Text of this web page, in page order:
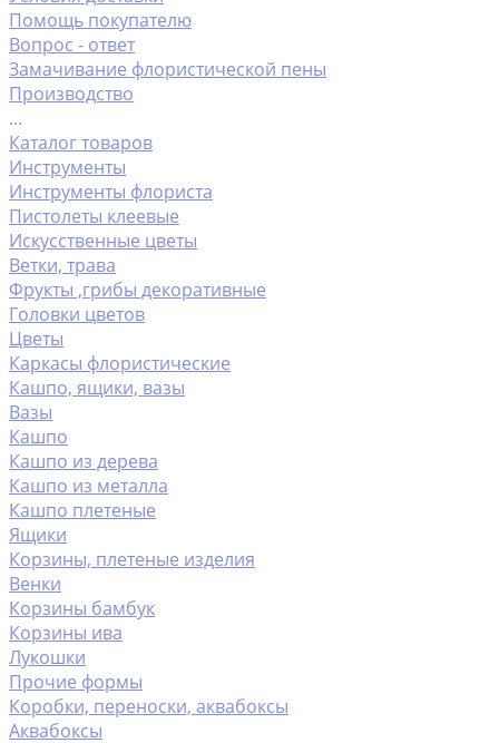
Помощь покупателю
Вопрос - ответ
Замачивание флористической пены
Производство
...
Каталог товаров
Инструменты
Инструменты флориста
Пистолеты клеевые
Искусственные цветы
Ветки, трава
Фрукты ,грибы декоративные
Головки цветов
Цветы
Каркасы флористические
Кашпо, ящики, вазы
Вазы
Кашпо
Кашпо из дерева
Кашпо из металла
Кашпо плетеные
Ящики
Корзины, плетеные изделия
Венки
Корзины бамбук
Корзины ива
Лукошки
Прочие формы
Коробки, переноски, аквабоксы
Аквабоксы